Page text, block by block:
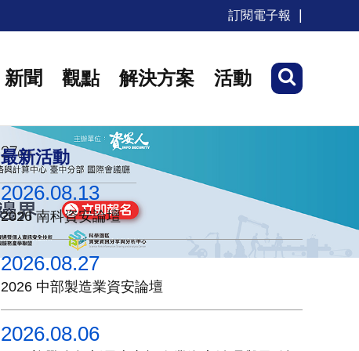
訂閱電子報
新聞 觀點 解決方案 活動
最新活動
2026.08.13
2026 南科資安論壇
2026.08.27
2026 中部製造業資安論壇
2026.08.06